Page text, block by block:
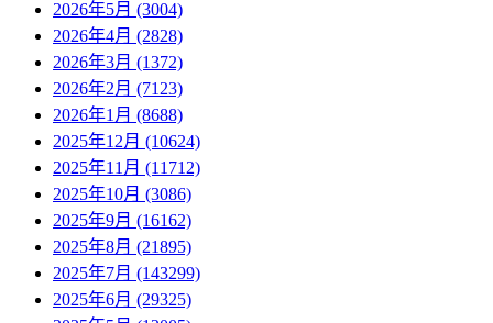
2026年5月 (3004)
2026年4月 (2828)
2026年3月 (1372)
2026年2月 (7123)
2026年1月 (8688)
2025年12月 (10624)
2025年11月 (11712)
2025年10月 (3086)
2025年9月 (16162)
2025年8月 (21895)
2025年7月 (143299)
2025年6月 (29325)